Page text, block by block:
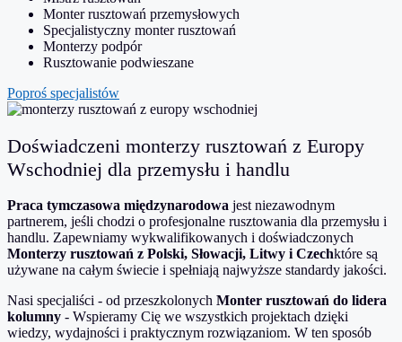
Monter rusztowań przemysłowych
Specjalistyczny monter rusztowań
Monterzy podpór
Rusztowanie podwieszane
Poproś specjalistów
Doświadczeni monterzy rusztowań z Europy
Wschodniej dla przemysłu i handlu
Praca tymczasowa międzynarodowa jest niezawodnym
partnerem, jeśli chodzi o profesjonalne rusztowania dla przemysłu i
handlu. Zapewniamy wykwalifikowanych i doświadczonych
Monterzy rusztowań z Polski, Słowacji, Litwy i Czechktóre są
używane na całym świecie i spełniają najwyższe standardy jakości.
Nasi specjaliści - od przeszkolonych Monter rusztowań do lidera
kolumny - Wspieramy Cię we wszystkich projektach dzięki
wiedzy, wydajności i praktycznym rozwiązaniom. W ten sposób